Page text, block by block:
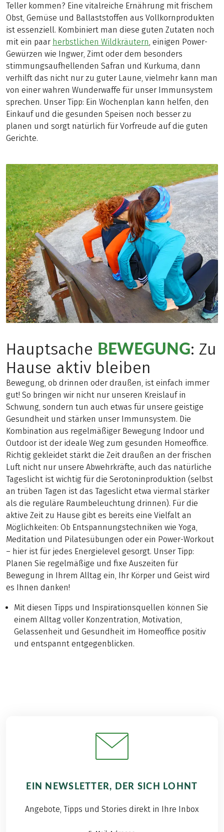
Teller kommen? Eine vitalreiche Ernährung mit frischem
Obst, Gemüse und Ballaststoffen aus Vollkornprodukten
ist essenziell. Kombiniert man diese guten Zutaten noch
mit ein paar herbstlichen Wildkräutern, einigen Power-
Gewürzen wie Ingwer, Zimt oder dem besonders
stimmungsaufhellenden Safran und Kurkuma, dann
verhilft das nicht nur zu guter Laune, vielmehr kann man
von einer wahren Wunderwaffe für unser Immunsystem
sprechen. Unser Tipp: Ein Wochenplan kann helfen, den
Einkauf und die gesunden Speisen noch besser zu
planen und sorgt natürlich für Vorfreude auf die guten
Gerichte.
Hauptsache BEWEGUNG: Zu
Hause aktiv bleiben
Bewegung, ob drinnen oder draußen, ist einfach immer
gut! So bringen wir nicht nur unseren Kreislauf in
Schwung, sondern tun auch etwas für unsere geistige
Gesundheit und stärken unser Immunsystem. Die
Kombination aus regelmäßiger Bewegung Indoor und
Outdoor ist der ideale Weg zum gesunden Homeoffice.
Richtig gekleidet stärkt die Zeit draußen an der frischen
Luft nicht nur unsere Abwehrkräfte, auch das natürliche
Tageslicht ist wichtig für die Serotoninproduktion (selbst
an trüben Tagen ist das Tageslicht etwa viermal stärker
als die reguläre Raumbeleuchtung drinnen). Für die
aktive Zeit zu Hause gibt es bereits eine Vielfalt an
Möglichkeiten: Ob Entspannungstechniken wie Yoga,
Meditation und Pilatesübungen oder ein Power-Workout
– hier ist für jedes Energielevel gesorgt. Unser Tipp:
Planen Sie regelmäßige und fixe Auszeiten für
Bewegung in Ihrem Alltag ein, Ihr Körper und Geist wird
es Ihnen danken!
Mit diesen Tipps und Inspirationsquellen können Sie
einem Alltag voller Konzentration, Motivation,
Gelassenheit und Gesundheit im Homeoffice positiv
und entspannt entgegenblicken.
EIN NEWSLETTER, DER SICH LOHNT
Angebote, Tipps und Stories direkt in Ihre Inbox